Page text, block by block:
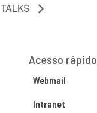
TALKS
Acesso rápido
Webmail
Intranet